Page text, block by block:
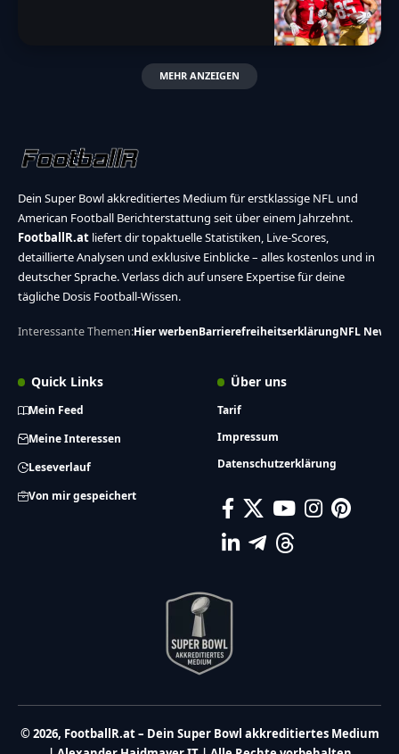
MEHR ANZEIGEN
Dein Super Bowl akkreditiertes Medium für erstklassige NFL und
American Football Berichterstattung seit über einem Jahrzehnt.
FootballR.at liefert dir topaktuelle Statistiken, Live-Scores,
detaillierte Analysen und exklusive Einblicke – alles kostenlos und in
deutscher Sprache. Verlass dich auf unsere Expertise für deine
tägliche Dosis Football-Wissen.
Interessante Themen:Hier werbenBarrierefreiheitserklärungNFL News
Quick Links
Mein Feed
Meine Interessen
Leseverlauf
Von mir gespeichert
Über uns
Tarif
Impressum
Datenschutzerklärung
© 2026, FootballR.at – Dein Super Bowl akkreditiertes Medium